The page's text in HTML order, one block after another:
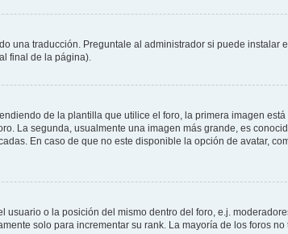
una traducción. Preguntale al administrador si puede instalar
final de la página).
de la plantilla que utilice el foro, la primera imagen
La segunda, usualmente una imagen más grande, es
En caso de que no este disponible la opción de avatar,
o la posición del mismo dentro del foro, e.j.
solo para incrementar su rank. La mayoría de los foros